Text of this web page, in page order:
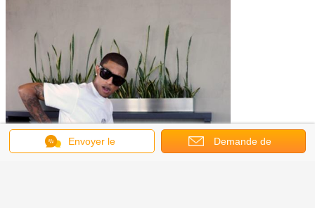
Envoyer le Demande de